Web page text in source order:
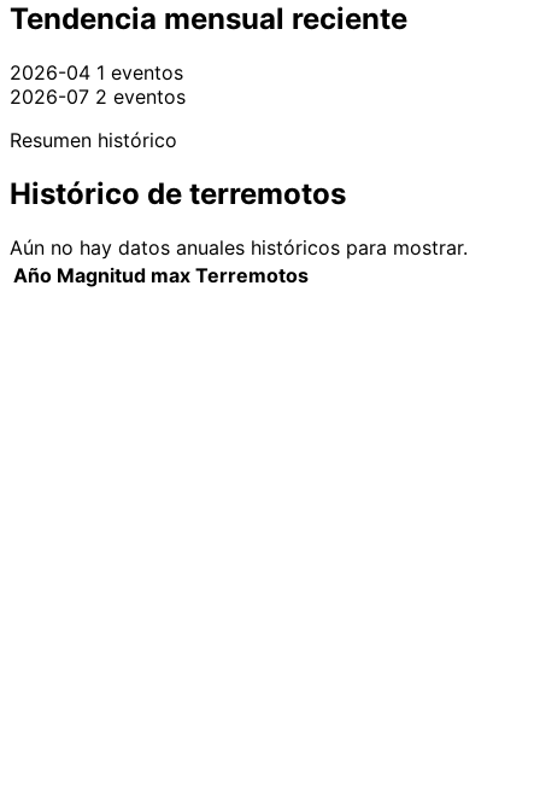
Tendencia mensual reciente
2026-04 1 eventos
2026-07 2 eventos
Resumen histórico
Histórico de terremotos
Aún no hay datos anuales históricos para mostrar.
Año Magnitud max Terremotos